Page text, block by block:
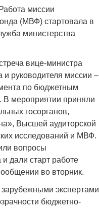
миссии
(МВФ) стартовала в
министерства
вице-министра
руководителя миссии –
по бюджетным
мероприятии приняли
госорганов,
Высшей аудиторской
исследований и МВФ.
вопросы
и дали старт работе
во вторник.
экспертами
бюджетно-